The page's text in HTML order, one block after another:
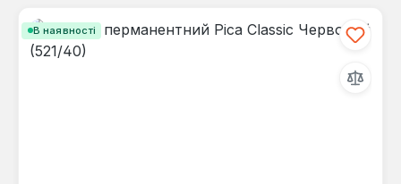
В наявності